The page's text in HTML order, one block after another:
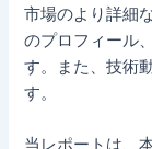
市場のより詳細
のプロフィール
す。また、技術
す。